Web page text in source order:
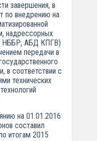
завершения, в
по внедрению на
надрессорных
НББР, АБД КПГВ)
передачи в
соответствии с
технических
на 01.01.2016
составил
итогам 2015